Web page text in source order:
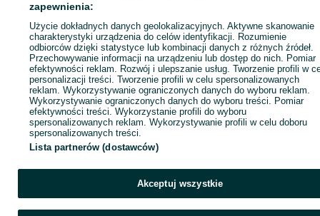
zapewnienia:
Użycie dokładnych danych geolokalizacyjnych. Aktywne skanowanie
charakterystyki urządzenia do celów identyfikacji. Rozumienie
odbiorców dzięki statystyce lub kombinacji danych z różnych źródeł.
Przechowywanie informacji na urządzeniu lub dostęp do nich. Pomiar
efektywności reklam. Rozwój i ulepszanie usług. Tworzenie profili w
personalizacji treści. Tworzenie profili w celu spersonalizowanych
reklam. Wykorzystywanie ograniczonych danych do wyboru reklam.
Wykorzystywanie ograniczonych danych do wyboru treści. Pomiar
efektywności treści. Wykorzystanie profili do wyboru
spersonalizowanych reklam. Wykorzystywanie profili w celu doboru
spersonalizowanych treści.
Lista partnerów (dostawców)
Akceptuj wszystkie